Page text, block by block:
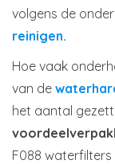
volgens de
reinigen.
Hoe vaak
van de
het aantal
F088